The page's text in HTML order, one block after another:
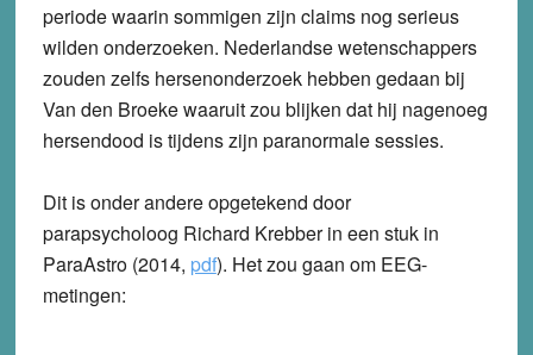
periode waarin sommigen zijn claims nog serieus
wilden onderzoeken. Nederlandse wetenschappers
zouden zelfs hersenonderzoek hebben gedaan bij
Van den Broeke waaruit zou blijken dat hij nagenoeg
hersendood is tijdens zijn paranormale sessies.
Dit is onder andere opgetekend door
parapsycholoog Richard Krebber in een stuk in
ParaAstro (2014, pdf). Het zou gaan om EEG-
metingen: